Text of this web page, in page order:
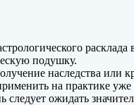
подушку.
наследства
на практике
следует ожидать